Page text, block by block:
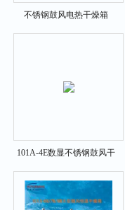
不锈钢鼓风电热干燥箱
101A-1E450*350*450
101A-4E数显不锈钢鼓风干
燥箱800*800*1000